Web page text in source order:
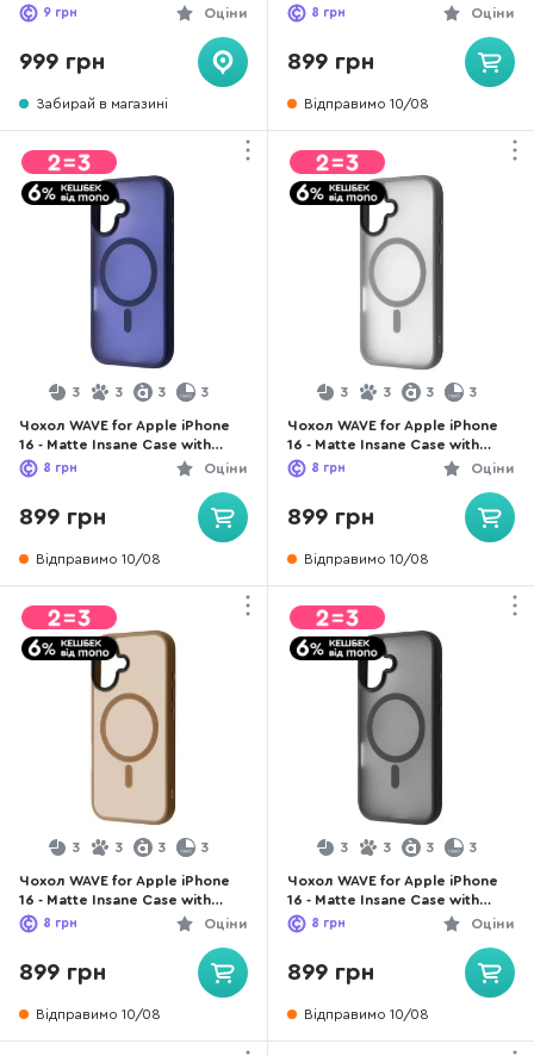
MagSafe Black (AP6N-HMFRT-
BLCK)
Оціни
9 грн
999 грн
Забирай в магазині
Magnetic Ring Orange
(PCCEIP160010)
Оціни
8 грн
899 грн
Відправимо 10/08
3 3 3 3
Чохол WAVE for Apple iPhone
16 - Matte Insane Case with
Magnetic Ring Midnight Blue
(59342_midnight_blue)
Оціни
8 грн
899 грн
Відправимо 10/08
3 3 3 3
Чохол WAVE for Apple iPhone
16 - Matte Insane Case with
Magnetic Ring Gray
(59342_gray)
Оціни
8 грн
899 грн
Відправимо 10/08
3 3 3 3
Чохол WAVE for Apple iPhone
16 - Matte Insane Case with
Magnetic Ring Desert Titanium
(59342_desert_titanium)
Оціни
8 грн
899 грн
Відправимо 10/08
3 3 3 3
Чохол WAVE for Apple iPhone
16 - Matte Insane Case with
Magnetic Ring Black
(59342_black)
Оціни
8 грн
899 грн
Відправимо 10/08